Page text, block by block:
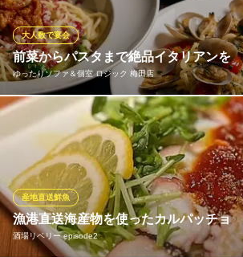
の数々をご用意しています。
UWASASTORE ウワサストア 梅田店
隠れ家イタリアン
ＪＲ大阪駅 徒歩7分
大阪府大阪市北区小松原町1-20 2F
前菜からパスタまで絶品イタリアンを
ゆったりソファ＆個室 ロジック 梅田店
大人数で宴会
本場の味わいを大切にした前菜盛り合わせは
アンの魅力を凝縮した一皿。ナポリ仕込みの
黒毛和牛やブランド豚を合わせた自家製ミー
チーズのカルボナーラなど、素材の良さを引
上がりです。
ゆったりソファ＆個室 ロジック 梅田店
梅田の個室×イタリアン
漁港直送海産物を使ったカルパッチョ
酒場リベリー episode2
産地直送鮮魚